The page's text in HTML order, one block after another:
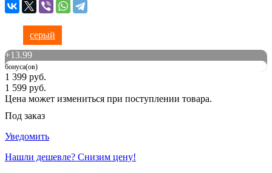
серый
+13.99
бонуса(ов)
1 399 руб.
1 599 руб.
Цена может измениться при поступлении товара.
Под заказ
Уведомить
Нашли дешевле? Снизим цену!